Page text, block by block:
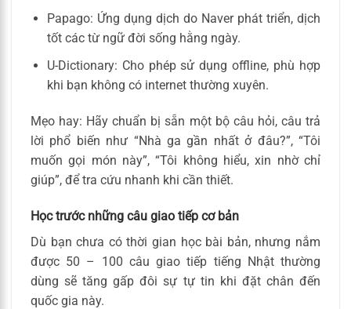
Papago: Ứng dụng dịch do Naver phát triển, dịch
tốt các từ ngữ đời sống hằng ngày.
U-Dictionary: Cho phép sử dụng offline, phù hợp
khi bạn không có internet thường xuyên.
Mẹo hay: Hãy chuẩn bị sẵn một bộ câu hỏi, câu trả
lời phổ biến như “Nhà ga gần nhất ở đâu?”, “Tôi
muốn gọi món này”, “Tôi không hiểu, xin nhờ chỉ
giúp”, để tra cứu nhanh khi cần thiết.
Học trước những câu giao tiếp cơ bản
Dù bạn chưa có thời gian học bài bản, nhưng nắm
được 50 – 100 câu giao tiếp tiếng Nhật thường
dùng sẽ tăng gấp đôi sự tự tin khi đặt chân đến
quốc gia này.